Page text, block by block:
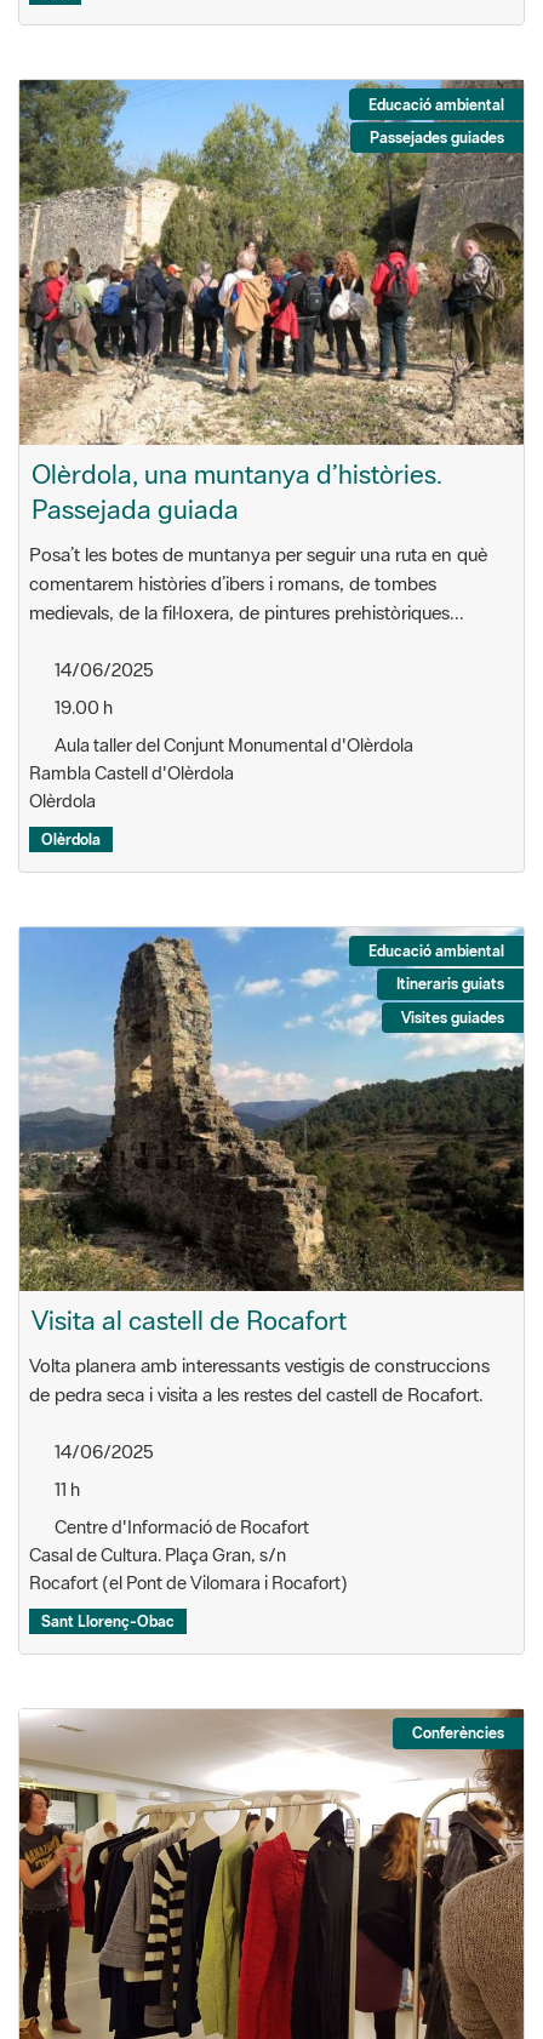
Educació ambiental
Passejades guiades
Olèrdola, una muntanya d’històries.
Passejada guiada
Posa’t les botes de muntanya per seguir una ruta en què
comentarem històries d’ibers i romans, de tombes
medievals, de la fil·loxera, de pintures prehistòriques...
14/06/2025
19.00 h
Aula taller del Conjunt Monumental d'Olèrdola
Rambla Castell d'Olèrdola
Olèrdola
Olèrdola
Educació ambiental
Itineraris guiats
Visites guiades
Visita al castell de Rocafort
Volta planera amb interessants vestigis de construccions
de pedra seca i visita a les restes del castell de Rocafort.
14/06/2025
11 h
Centre d'Informació de Rocafort
Casal de Cultura. Plaça Gran, s/n
Rocafort (el Pont de Vilomara i Rocafort)
Sant Llorenç-Obac
Conferències